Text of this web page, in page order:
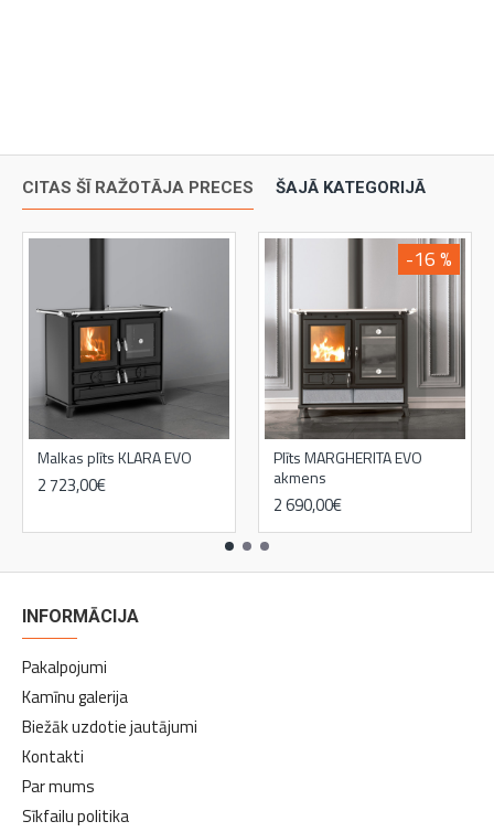
CITAS ŠĪ RAŽOTĀJA PRECES ŠAJĀ KATEGORIJĀ
Malkas plīts KLARA EVO
2 723,00€
-16 %
Plīts MARGHERITA EVO
akmens
2 690,00€
INFORMĀCIJA
Pakalpojumi
Kamīnu galerija
Biežāk uzdotie jautājumi
Kontakti
Par mums
Sīkfailu politika